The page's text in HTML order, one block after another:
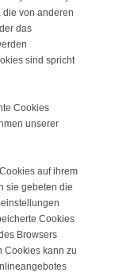
die von anderen
das
sind spricht
Cookies
unserer
auf ihrem
sie gebeten die
Cookies
Browsers
Cookies kann zu